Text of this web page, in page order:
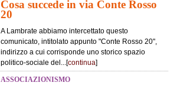
Cosa succede in via Conte Rosso
20
A Lambrate abbiamo intercettato questo
comunicato, intitolato appunto "Conte Rosso 20",
indirizzo a cui corrisponde uno storico spazio
politico-sociale del...[continua]
ASSOCIAZIONISMO